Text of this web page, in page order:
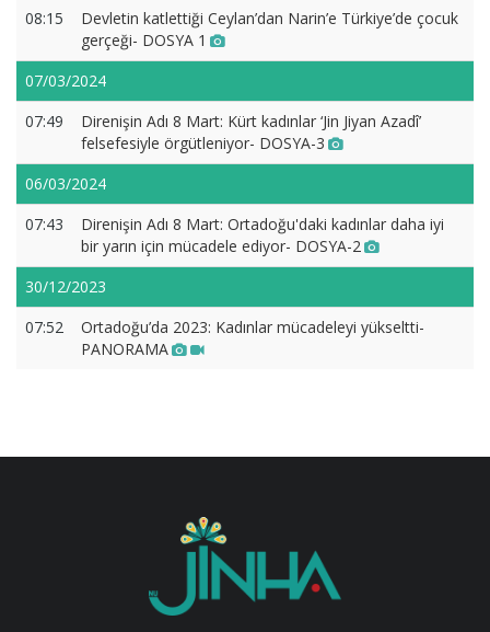
08:15
Devletin katlettiği Ceylan’dan Narin’e Türkiye’de çocuk
gerçeği- DOSYA 1
07/03/2024
07:49
Direnişin Adı 8 Mart: Kürt kadınlar ‘Jin Jiyan Azadî’
felsefesiyle örgütleniyor- DOSYA-3
06/03/2024
07:43
Direnişin Adı 8 Mart: Ortadoğu'daki kadınlar daha iyi
bir yarın için mücadele ediyor- DOSYA-2
30/12/2023
07:52
Ortadoğu’da 2023: Kadınlar mücadeleyi yükseltti-
PANORAMA